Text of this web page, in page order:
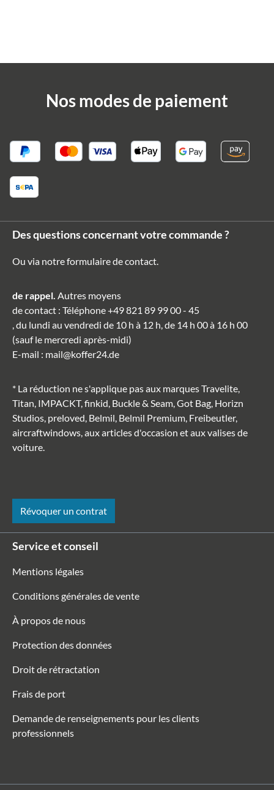
Nos modes de paiement
Des questions concernant votre commande ?
Ou via notre formulaire de contact.
de rappel. Autres moyens
de contact : Téléphone+49 821 89 99 00 - 45
, du lundi au vendredi de 10 h à 12 h, de 14 h 00 à 16 h 00
(sauf le mercredi après-midi)
E-mail : mail@koffer24.de
* La réduction ne s'applique pas aux marques Travelite,
Titan, IMPACKT, finkid, Buckle & Seam, Got Bag, Horizn
Studios, preloved, Belmil, Belmil Premium, Freibeutler,
aircraftwindows, aux articles d'occasion et aux valises de
voiture.
Révoquer un contrat
Service et conseil
Mentions légales
Conditions générales de vente
À propos de nous
Protection des données
Droit de rétractation
Frais de port
Demande de renseignements pour les clients
professionnels